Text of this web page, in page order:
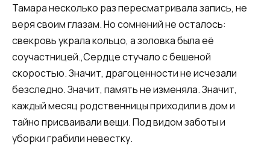
Тамара несколько раз пересматривала запись, не
веря своим глазам. Но сомнений не осталось:
свекровь украла кольцо, а золовка была её
соучастницей.,Сердце стучало с бешеной
скоростью. Значит, драгоценности не исчезали
безследно. Значит, память не изменяла. Значит,
каждый месяц родственницы приходили в дом и
тайно присваивали вещи. Под видом заботы и
уборки грабили невестку.